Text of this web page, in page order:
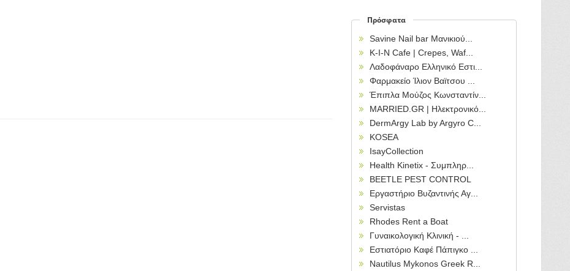
Πρόσφατα
Savine Nail bar Μανικιού...
Κ-Ι-Ν Cafe | Crepes, Waf...
Λαδοφάναρο Ελληνικό Εστι...
Φαρμακείο Ίλιον Βαϊτσου ...
Έπιπλα Μούζος Κωνσταντίν...
MARRIED.GR | Ηλεκτρονικό...
DermArgy Lab by Argyro C...
KOSEA
IsayCollection
Health Kinetix - Συμπληρ...
BEETLE PEST CONTROL
Εργαστήριο Βυζαντινής Αγ...
Servistas
Rhodes Rent a Boat
Γυναικολογική Κλινική - ...
Εστιατόριο Καφέ Πάπιγκο ...
Nautilus Mykonos Greek R...